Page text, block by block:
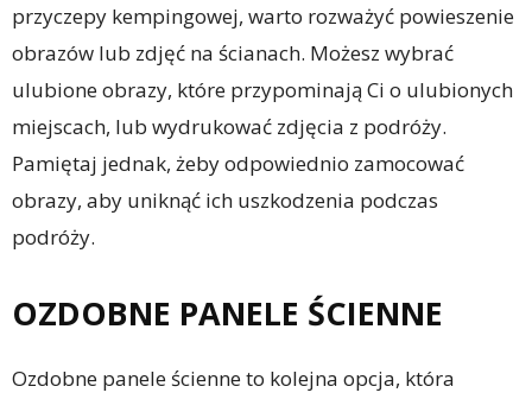
przyczepy kempingowej, warto rozważyć powieszenie
obrazów lub zdjęć na ścianach. Możesz wybrać
ulubione obrazy, które przypominają Ci o ulubionych
miejscach, lub wydrukować zdjęcia z podróży.
Pamiętaj jednak, żeby odpowiednio zamocować
obrazy, aby uniknąć ich uszkodzenia podczas
podróży.
OZDOBNE PANELE ŚCIENNE
Ozdobne panele ścienne to kolejna opcja, która